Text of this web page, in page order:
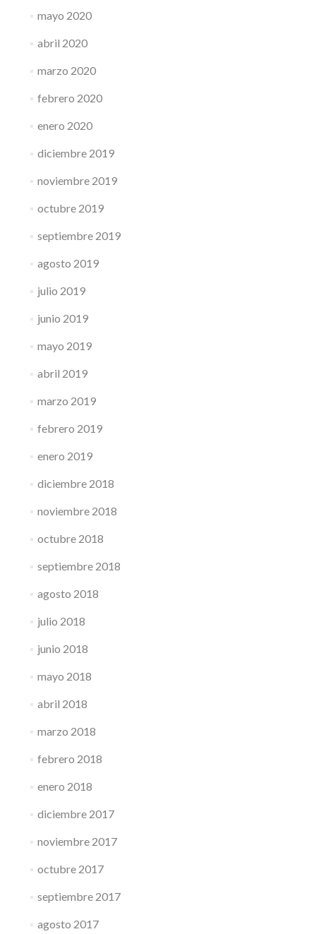
mayo 2020
abril 2020
marzo 2020
febrero 2020
enero 2020
diciembre 2019
noviembre 2019
octubre 2019
septiembre 2019
agosto 2019
julio 2019
junio 2019
mayo 2019
abril 2019
marzo 2019
febrero 2019
enero 2019
diciembre 2018
noviembre 2018
octubre 2018
septiembre 2018
agosto 2018
julio 2018
junio 2018
mayo 2018
abril 2018
marzo 2018
febrero 2018
enero 2018
diciembre 2017
noviembre 2017
octubre 2017
septiembre 2017
agosto 2017